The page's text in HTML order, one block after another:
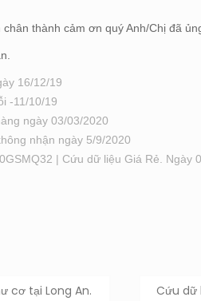
chân thành cảm ơn quý Anh/Chị đã
16/12/19
-11/10/19
ngày 03/03/2020
nhận ngày 5/9/2020
| Cứu dữ liệu Giá Rẻ. Ngày
cơ tại Long An.
Cứu dữ